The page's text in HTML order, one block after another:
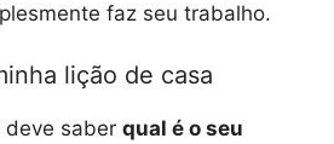
faz seu trabalho.
lição de casa
deve saber qual é o seu